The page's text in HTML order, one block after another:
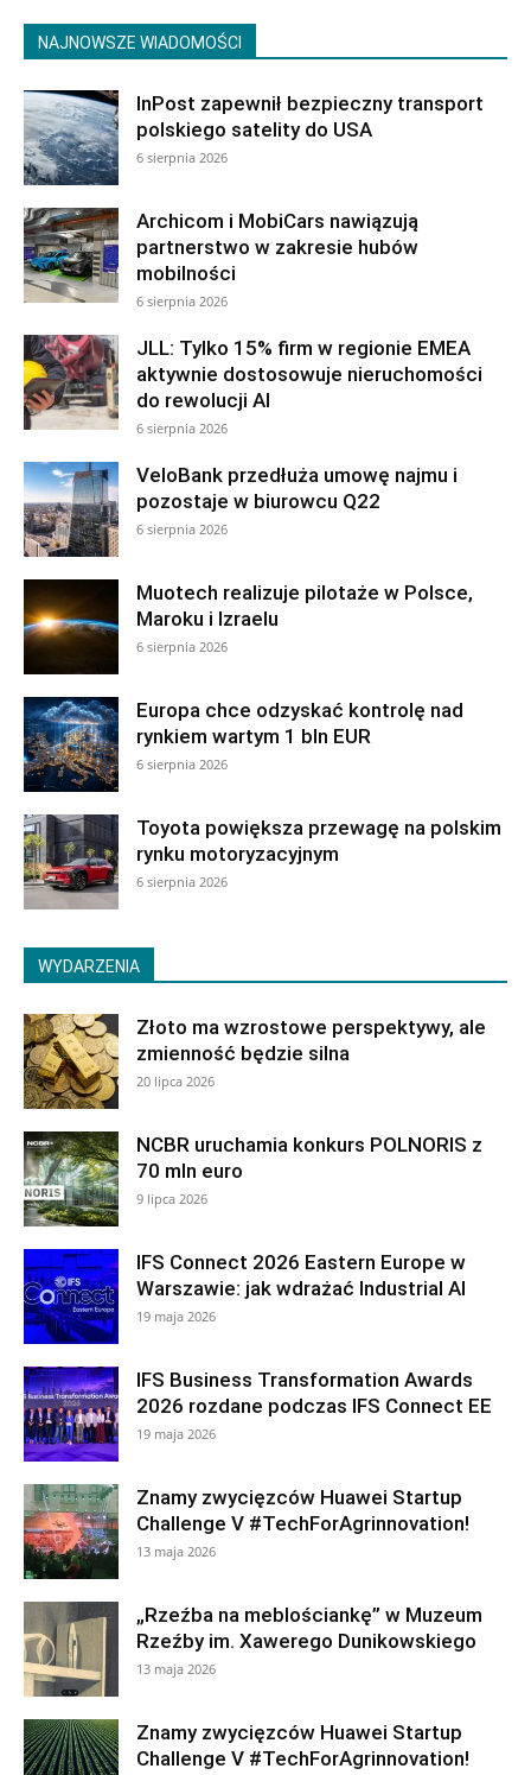
NAJNOWSZE WIADOMOŚCI
InPost zapewnił bezpieczny transport
polskiego satelity do USA
6 sierpnia 2026
Archicom i MobiCars nawiązują
partnerstwo w zakresie hubów
mobilności
6 sierpnia 2026
JLL: Tylko 15% firm w regionie EMEA
aktywnie dostosowuje nieruchomości
do rewolucji AI
6 sierpnia 2026
VeloBank przedłuża umowę najmu i
pozostaje w biurowcu Q22
6 sierpnia 2026
Muotech realizuje pilotaże w Polsce,
Maroku i Izraelu
6 sierpnia 2026
Europa chce odzyskać kontrolę nad
rynkiem wartym 1 bln EUR
6 sierpnia 2026
Toyota powiększa przewagę na polskim
rynku motoryzacyjnym
6 sierpnia 2026
WYDARZENIA
Złoto ma wzrostowe perspektywy, ale
zmienność będzie silna
20 lipca 2026
NCBR uruchamia konkurs POLNORIS z
70 mln euro
9 lipca 2026
IFS Connect 2026 Eastern Europe w
Warszawie: jak wdrażać Industrial AI
19 maja 2026
IFS Business Transformation Awards
2026 rozdane podczas IFS Connect EE
19 maja 2026
Znamy zwycięzców Huawei Startup
Challenge V #TechForAgrinnovation!
13 maja 2026
„Rzeźba na meblościankę” w Muzeum
Rzeźby im. Xawerego Dunikowskiego
13 maja 2026
Znamy zwycięzców Huawei Startup
Challenge V #TechForAgrinnovation!